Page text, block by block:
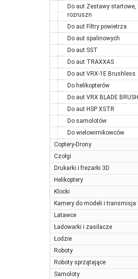
Do aut Zestawy startowe,
rozruszn
Do aut Filtry powietrza
Do aut spalinowych
Do aut SST
Do aut TRAXXAS
Do aut VRX-1E Brushless
Do helikopterów
Do aut VRX BLADE
Do aut HSP XSTR
Do samolotów
Do wielowirnikowców
Coptery-Drony
Czołgi
Drukarki i frezarki 3D
Helikoptery
Klocki
Kamery do modeli i transmisja
Latawce
Ładowarki i zasilacze
Łodzie
Roboty
Roboty sprzątające
Samoloty